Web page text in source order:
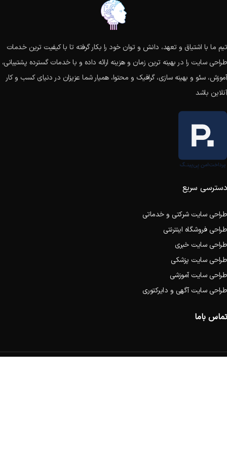
تیم ما با اشتیاق و تعهد، دانش و توان خود را بکار گرفته تا با کیفیت ترین خدمات
طراحی سایت را در بهینه ترین زمان و هزینه ارائه داده و با خدمات گسترده پشتیبانی،
آموزش، سئو و بهینه سازی، گرافیک و محتوا، همیار شما عزیزان در دنیای کسب و کار
آنلاین باشد
دسترسی سریع
طراحی سایت شرکتی و خدماتی
طراحی فروشگاه اینترنتی
طراحی سایت خبری
طراحی سایت پزشکی
طراحی سایت آموزشی
طراحی سایت آگهی و دایرکتوری
تماس باما